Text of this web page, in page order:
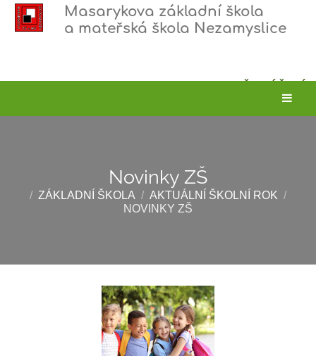
Masarykova základní škola
a mateřská škola Nezamyslice
Novinky ZŠ
/ ZÁKLADNÍ ŠKOLA / AKTUÁLNÍ ŠKOLNÍ ROK /
NOVINKY ZŠ